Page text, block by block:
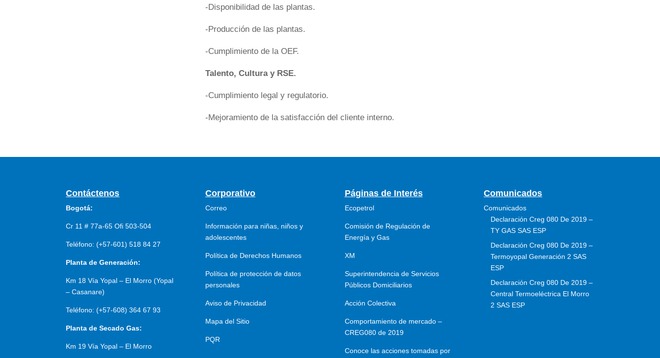
-Disponibilidad de las plantas.
-Producción de las plantas.
-Cumplimiento de la OEF.
Talento, Cultura y RSE.
-Cumplimiento legal y regulatorio.
-Mejoramiento de la satisfacción del cliente interno.
Contáctenos
Bogotá:
Cr 11 # 77a-65 Ofi 503-504
Teléfono: (+57-601) 518 84 27
Planta de Generación:
Km 18 Vía Yopal – El Morro (Yopal
– Casanare)
Teléfono: (+57-608) 364 67 93
Planta de Secado Gas:
Km 19 Vía Yopal – El Morro
Corporativo
Correo
Información para niñas, niños y
adolescentes
Política de Derechos Humanos
Política de protección de datos
personales
Aviso de Privacidad
Mapa del Sitio
PQR
Páginas de Interés
Ecopetrol
Comisión de Regulación de
Energía y Gas
XM
Superintendencia de Servicios
Públicos Domiciliarios
Acción Colectiva
Comportamiento de mercado –
CREG080 de 2019
Conoce las acciones tomadas por
Comunicados
Comunicados
Declaración Creg 080 De 2019 –
TY GAS SAS ESP
Declaración Creg 080 De 2019 –
Termoyopal Generación 2 SAS
ESP
Declaración Creg 080 De 2019 –
Central Termoeléctrica El Morro
2 SAS ESP